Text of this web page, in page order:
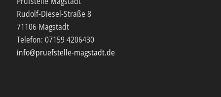
Rudolf-Diesel-Straße 8
71106 Magstadt
Telefon: 07159 4206430
info@pruefstelle-magstadt.de